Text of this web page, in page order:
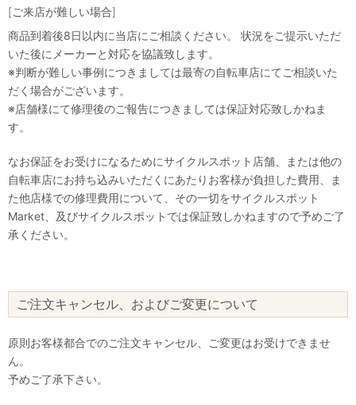
[ご来店が難しい場合]
商品到着後8日以内に当店にご相談ください。 状況をご提示いただ
いた後にメーカーと対応を協議致します。
※判断が難しい事例につきましては最寄の自転車店にてご相談いた
だく場合がございます。
※店舗様にて修理後のご報告につきましては保証対応致しかねま
す。
なお保証をお受けになるためにサイクルスポット店舗、または他の
自転車店にお持ち込みいただくにあたりお客様が負担した費用、ま
た他店様での修理費用について、その一切をサイクルスポット
Market、及びサイクルスポットでは保証致しかねますので予めご了
承ください。
ご注文キャンセル、およびご変更について
原則お客様都合でのご注文キャンセル、ご変更はお受けできませ
ん。
予めご了承下さい。